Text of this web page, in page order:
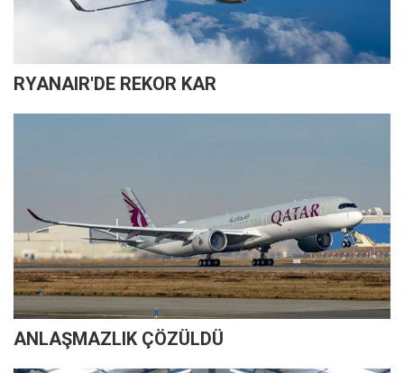
RYANAIR'DE REKOR KAR
ANLAŞMAZLIK ÇÖZÜLDÜ